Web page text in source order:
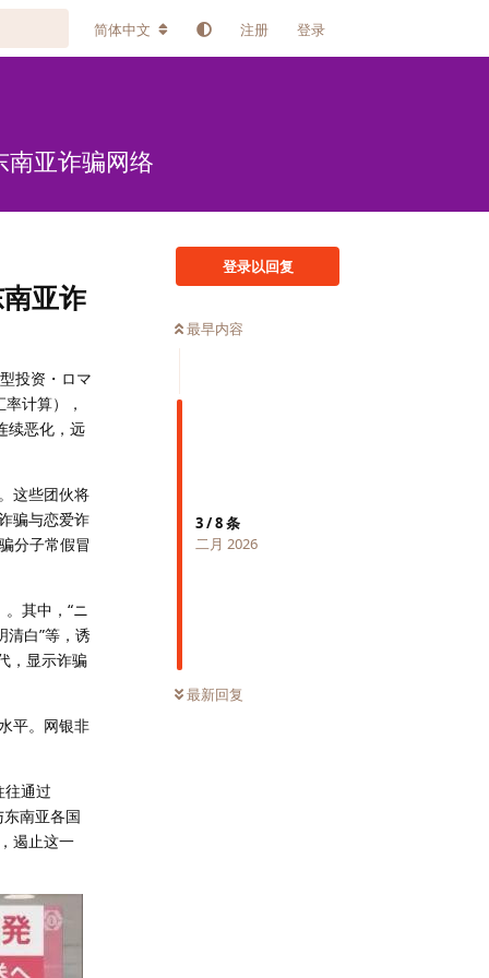
简体中文 注册 登录
亚诈骗网络
登录以回复
最早内容
3/8条
二月 2026
最新回复
亚诈
投资・ロマ
计算），
续恶化，远
这些团伙将
骗与恋爱诈
分子常假冒
其中，“ニ
清白”等，诱
，显示诈骗
平。网银非
往通过
南亚各国
遏止这一